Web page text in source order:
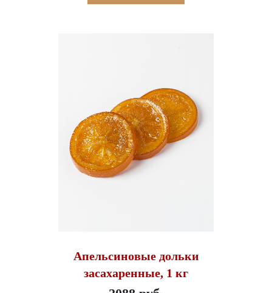
Апельсиновые дольки
засахаренные, 1 кг